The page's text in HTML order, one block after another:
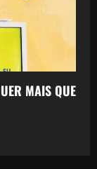
MAIS QUE